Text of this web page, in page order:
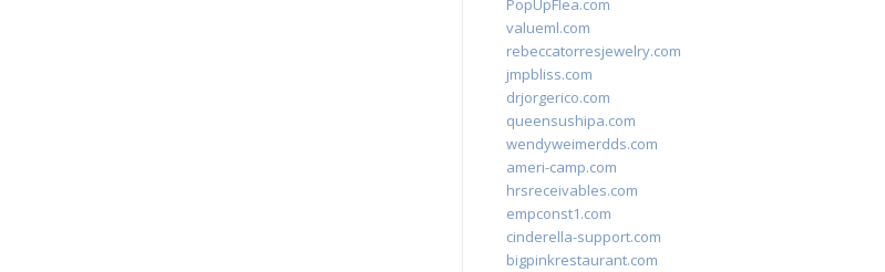
PopUpFlea.com
valueml.com
rebeccatorresjewelry.com
jmpbliss.com
drjorgerico.com
queensushipa.com
wendyweimerdds.com
ameri-camp.com
hrsreceivables.com
empconst1.com
cinderella-support.com
bigpinkrestaurant.com